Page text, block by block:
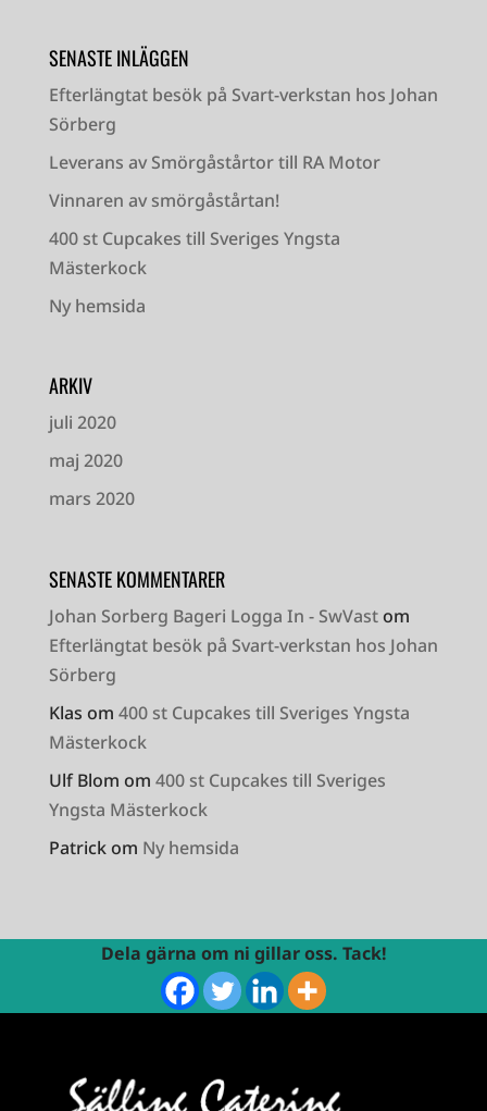
SENASTE INLÄGGEN
Efterlängtat besök på Svart-verkstan hos Johan
Sörberg
Leverans av Smörgåstårtor till RA Motor
Vinnaren av smörgåstårtan!
400 st Cupcakes till Sveriges Yngsta
Mästerkock
Ny hemsida
ARKIV
juli 2020
maj 2020
mars 2020
SENASTE KOMMENTARER
Johan Sorberg Bageri Logga In - SwVastom
Efterlängtat besök på Svart-verkstan hos Johan
Sörberg
Klas om 400 st Cupcakes till Sveriges Yngsta
Mästerkock
Ulf Blom om 400 st Cupcakes till Sveriges
Yngsta Mästerkock
Patrickom Ny hemsida
Dela gärna om ni gillar oss. Tack!